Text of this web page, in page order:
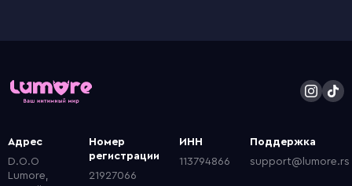
Адрес
D.O.O
Lumore,
Номер
регистрации
21927066
ИНН
113794866
Поддержка
support@lumore.rs